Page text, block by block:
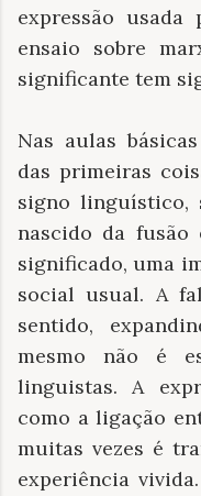
expressão
ensaio sobre
significante tem
Nas aulas
das primeiras
signo linguístico,
nascido da
significado, uma
social usual. A
sentido,
mesmo não é
linguistas. A
como a ligação
muitas vezes é
experiência